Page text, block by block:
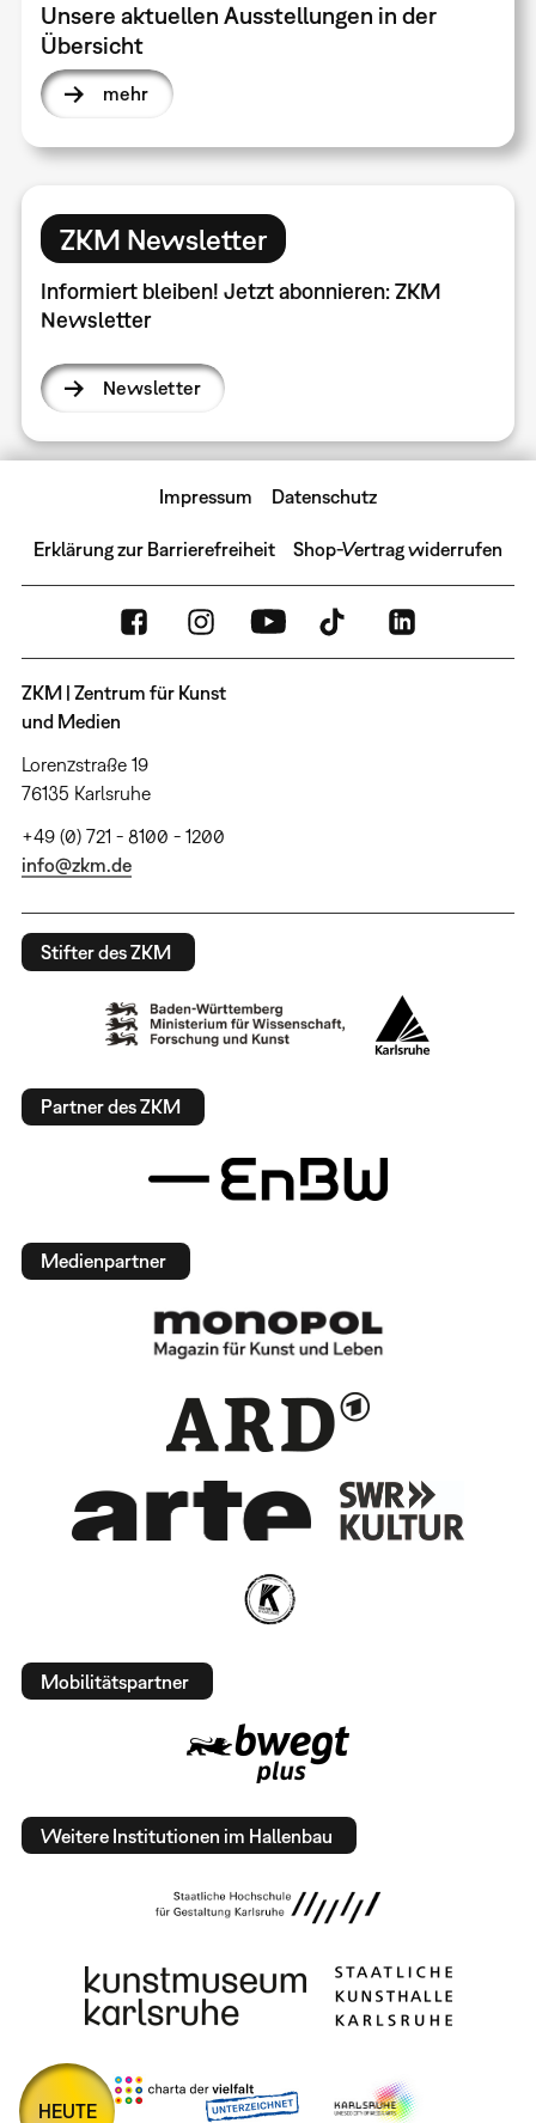
Unsere aktuellen Ausstellungen in der
Übersicht
mehr
ZKM Newsletter
Informiert bleiben! Jetzt abonnieren: ZKM
Newsletter
Newsletter
Impressum Datenschutz
Erklärung zur Barrierefreiheit Shop-Vertrag widerrufen
ZKM | Zentrum für Kunst
und Medien
Lorenzstraße 19
76135 Karlsruhe
+49 (0) 721 - 8100 - 1200
info@zkm.de
Stifter des ZKM
Partner des ZKM
Medienpartner
Mobilitätspartner
Weitere Institutionen im Hallenbau
HEUTE